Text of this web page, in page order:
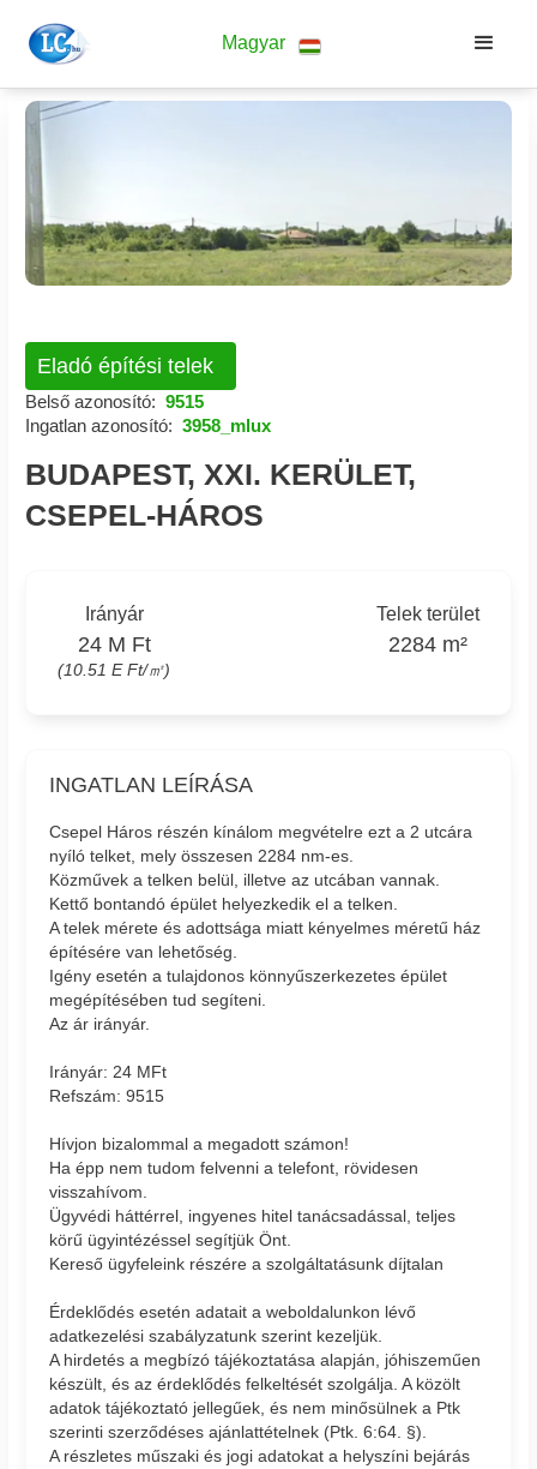
Magyar
Eladó építési telek
Belső azonosító: 9515
Ingatlan azonosító: 3958_mlux
BUDAPEST, XXI. KERÜLET,
CSEPEL-HÁROS
Irányár
24 M Ft
(10.51 E Ft/㎡)
Telek terület
2284 m²
INGATLAN LEÍRÁSA
Csepel Háros részén kínálom megvételre ezt a 2 utcára
nyíló telket, mely összesen 2284 nm-es.
Közművek a telken belül, illetve az utcában vannak.
Kettő bontandó épület helyezkedik el a telken.
A telek mérete és adottsága miatt kényelmes méretű ház
építésére van lehetőség.
Igény esetén a tulajdonos könnyűszerkezetes épület
megépítésében tud segíteni.
Az ár irányár.
Irányár: 24 MFt
Refszám: 9515
Hívjon bizalommal a megadott számon!
Ha épp nem tudom felvenni a telefont, rövidesen
visszahívom.
Ügyvédi háttérrel, ingyenes hitel tanácsadással, teljes
körű ügyintézéssel segítjük Önt.
Kereső ügyfeleink részére a szolgáltatásunk díjtalan
Érdeklődés esetén adatait a weboldalunkon lévő
adatkezelési szabályzatunk szerint kezeljük.
A hirdetés a megbízó tájékoztatása alapján, jóhiszeműen
készült, és az érdeklődés felkeltését szolgálja. A közölt
adatok tájékoztató jellegűek, és nem minősülnek a Ptk
szerinti szerződéses ajánlattételnek (Ptk. 6:64. §).
A részletes műszaki és jogi adatokat a helyszíni bejárás